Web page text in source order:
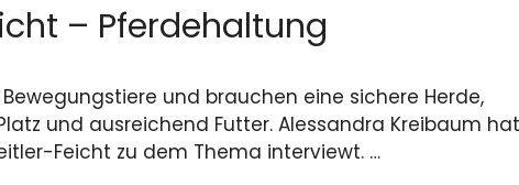
– Pferdehaltung
und brauchen eine sichere Herde,
und ausreichend Futter. Alessandra Kreibaum hat
Feicht zu dem Thema interviewt. …